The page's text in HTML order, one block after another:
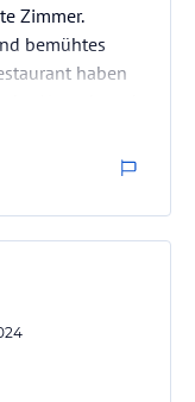
Zimmer.
bemühtes
haben